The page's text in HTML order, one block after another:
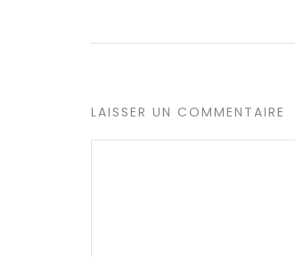
LAISSER UN COMMENTAIRE